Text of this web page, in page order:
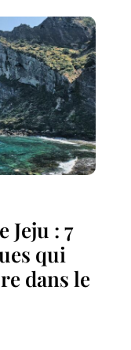
Jeju : 7
qui
dans le